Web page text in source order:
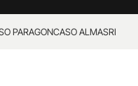
PARAGONCASO ALMASRI